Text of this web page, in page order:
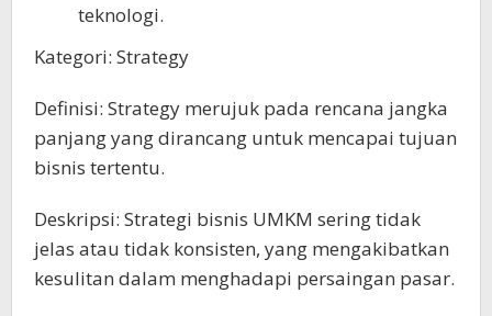
teknologi.
Kategori: Strategy
Definisi: Strategy merujuk pada rencana jangka
panjang yang dirancang untuk mencapai tujuan
bisnis tertentu.
Deskripsi: Strategi bisnis UMKM sering tidak
jelas atau tidak konsisten, yang mengakibatkan
kesulitan dalam menghadapi persaingan pasar.